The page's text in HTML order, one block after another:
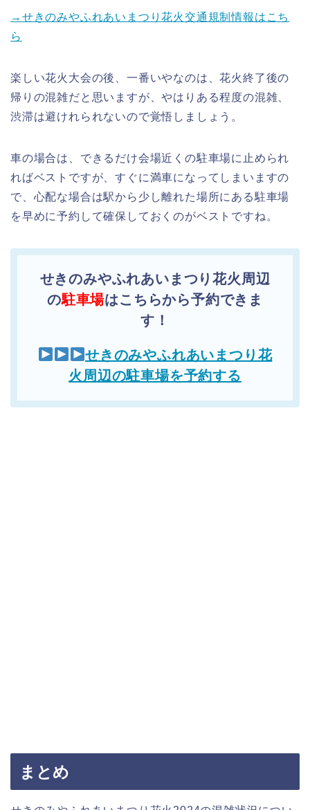
→せきのみやふれあいまつり花火交通規制情報はこち
ら
楽しい花火大会の後、一番いやなのは、花火終了後の
帰りの混雑だと思いますが、やはりある程度の混雑、
渋滞は避けれられないので覚悟しましょう。
車の場合は、できるだけ会場近くの駐車場に止められ
ればベストですが、すぐに満車になってしまいますの
で、心配な場合は駅から少し離れた場所にある駐車場
を早めに予約して確保しておくのがベストですね。
せきのみやふれあいまつり花火周辺
の駐車場はこちらから予約できま
す！
せきのみやふれあいまつり花
火周辺の駐車場を予約する
まとめ